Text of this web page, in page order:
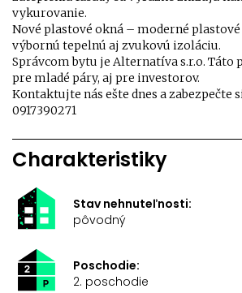
vykurovanie.
Nové plastové okná – moderné
výbornú tepelnú aj zvukovú izoláciu.
Správcom bytu je Alternatíva s.r.o. Táto
pre mladé páry, aj pre investorov.
Kontaktujte nás ešte dnes a zabezpečte
0917390271
Charakteristiky
Stav nehnuteľnosti:
pôvodný
Poschodie:
2. poschodie